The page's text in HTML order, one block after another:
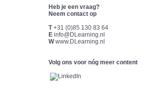
Heb je een vraag?
Neem contact op
T+31 (0)85 130 83 64
E info@DLearning.nl
W www.DLearning.nl
Volg ons voor nóg meer content